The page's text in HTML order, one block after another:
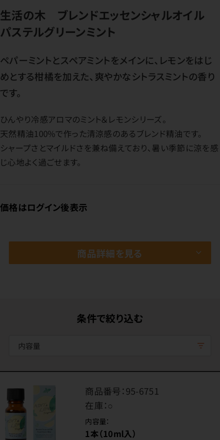
生活の木 ブレンドエッセンシャルオイル
パステルグリーンミント
ペパーミントとスペアミントをメインに、レモンをはじ
めとする柑橘を加えた、爽やかなシトラスミントの香り
です。
ひんやり冷感アロマのミント＆レモンシリーズ。
天然精油100%で作った清涼感のあるブレンド精油です。
シャープさとマイルドさを兼ね備えており、暑い季節に涼を感
じ心地よく過ごせます。
価格はログイン後表示
商品詳細を見る
条件で絞り込む
内容量
商品番号：95-6751
在庫：○
内容量：
1本（10ml入）